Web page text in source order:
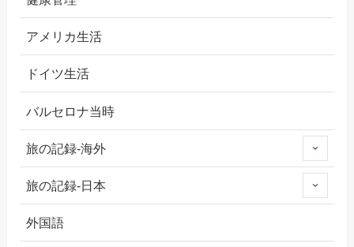
アメリカ生活
ドイツ生活
バルセロナ当時
旅の記録-海外
旅の記録-日本
外国語